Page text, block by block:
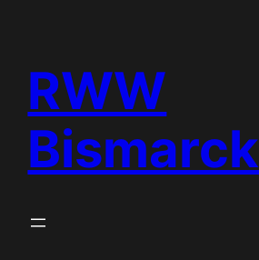
springen
RWW
Bismarck